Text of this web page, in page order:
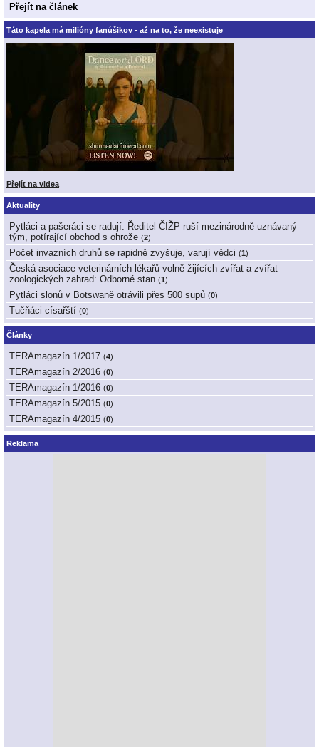
Přejít na článek
Táto kapela má milióny fanúšikov - až na to, že neexistuje
Přejít na videa
Aktuality
Pytláci a pašeráci se radují. Ředitel ČIŽP ruší mezinárodně uznávaný
tým, potírající obchod s ohrože (2)
Počet invazních druhů se rapidně zvyšuje, varují vědci (1)
Česká asociace veterinárních lékařů volně žijících zvířat a zvířat
zoologických zahrad: Odborné stan (1)
Pytláci slonů v Botswaně otrávili přes 500 supů (0)
Tučňáci císařští (0)
Články
TERAmagazín 1/2017 (4)
TERAmagazín 2/2016 (0)
TERAmagazín 1/2016 (0)
TERAmagazín 5/2015 (0)
TERAmagazín 4/2015 (0)
Reklama